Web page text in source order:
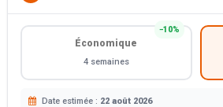
−10%
Économique
4 semaines
Date estimée : 22 août 2026